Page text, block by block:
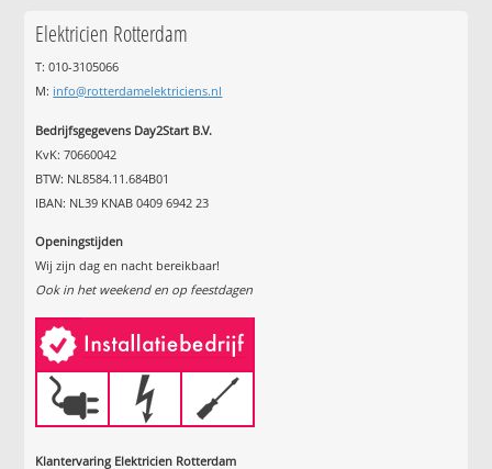
Elektricien Rotterdam
T: 010-3105066
M: info@rotterdamelektriciens.nl
Bedrijfsgegevens Day2Start B.V.
KvK: 70660042
BTW: NL8584.11.684B01
IBAN: NL39 KNAB 0409 6942 23
Openingstijden
Wij zijn dag en nacht bereikbaar!
Ook in het weekend en op feestdagen
Klantervaring Elektricien Rotterdam